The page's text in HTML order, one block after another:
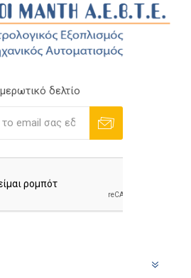
δελτίο